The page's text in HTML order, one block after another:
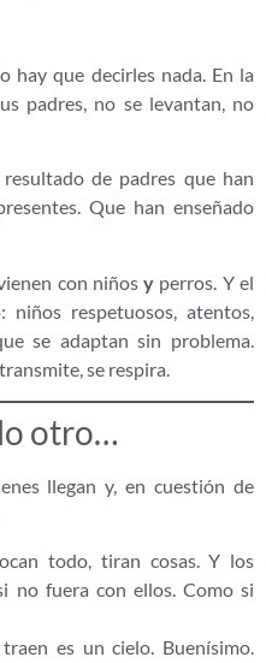
hay que decirles nada. En la
padres, no se levantan, no
de padres que han
Que han enseñado
con niñosy perros. Y el
respetuosos, atentos,
se adaptan sin problema.
se respira.
otro…
llegan y, en cuestión de
todo, tiran cosas. Y los
no fuera con ellos. Como si
es un cielo. Buenísimo.